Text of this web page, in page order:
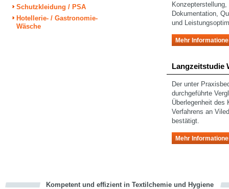
Schutzkleidung / PSA
Hotellerie- / Gastronomie-
Wäsche
Dokumentation,
und
Mehr
Langzeitstudie
Der unter
durchgeführte
Überlegenheit des
Verfahrens an
bestätigt.
Mehr
Kompetent und effizient in Textilchemie und Hygiene